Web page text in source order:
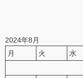
2024年8月
月
火 水